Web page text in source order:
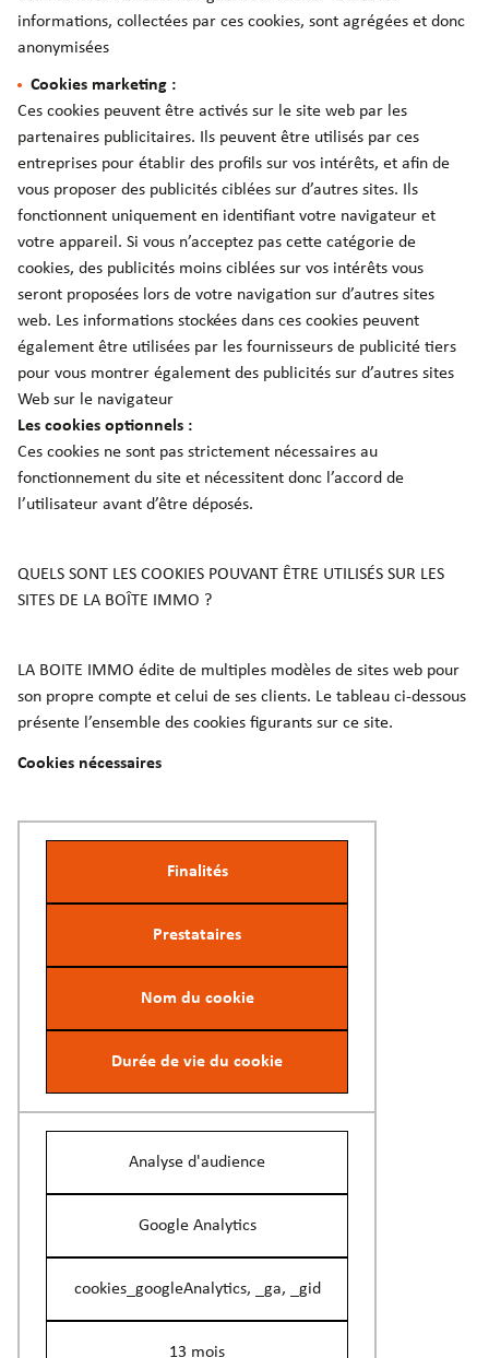
informations, collectées par ces cookies, sont agrégées et donc
anonymisées
Cookies marketing :
Ces cookies peuvent être activés sur le site web par les
partenaires publicitaires. Ils peuvent être utilisés par ces
entreprises pour établir des profils sur vos intérêts, et afin de
vous proposer des publicités ciblées sur d’autres sites. Ils
fonctionnent uniquement en identifiant votre navigateur et
votre appareil. Si vous n’acceptez pas cette catégorie de
cookies, des publicités moins ciblées sur vos intérêts vous
seront proposées lors de votre navigation sur d’autres sites
web. Les informations stockées dans ces cookies peuvent
également être utilisées par les fournisseurs de publicité tiers
pour vous montrer également des publicités sur d’autres sites
Web sur le navigateur
Les cookies optionnels :
Ces cookies ne sont pas strictement nécessaires au
fonctionnement du site et nécessitent donc l’accord de
l’utilisateur avant d’être déposés.
QUELS SONT LES COOKIES POUVANT ÊTRE UTILISÉS SUR LES
SITES DE LA BOÎTE IMMO ?
LA BOITE IMMO édite de multiples modèles de sites web pour
son propre compte et celui de ses clients. Le tableau ci-dessous
présente l’ensemble des cookies figurants sur ce site.
Cookies nécessaires
Finalités
Prestataires
Nom du cookie
Durée de vie du cookie
Analyse d'audience
Google Analytics
cookies_googleAnalytics, _ga, _gid
13 mois